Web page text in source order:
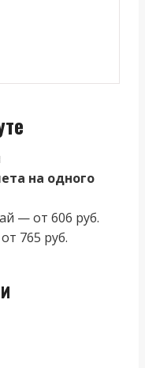
на одного
— от 606 руб.
765 руб.